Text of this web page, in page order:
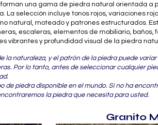
una gama de piedra natural orientada a
selección incluye tonos rojos, variaciones
natural, moteado y patrones estructurados.
escaleras, elementos de mobiliario, baños,
vibrantes y profundidad visual de la piedra
naturaleza, y el patrón de la piedra puede
Por lo tanto, antes de seleccionar cualquier
piedra disponible en el mundo. Si no ha
la piedra que necesita para usted.
Granito